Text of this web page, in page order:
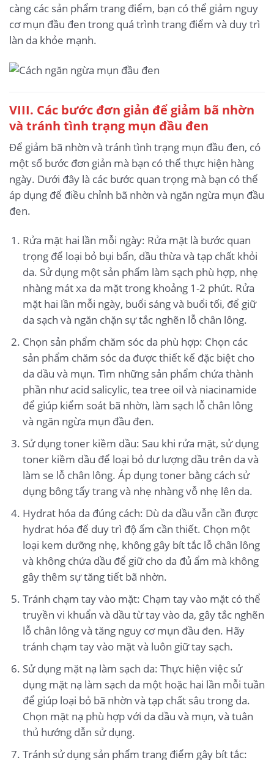
càng các sản phẩm trang điểm, bạn có thể giảm nguy
cơ mụn đầu đen trong quá trình trang điểm và duy trì
làn da khỏe mạnh.
VIII. Các bước đơn giản để giảm bã nhờn
và tránh tình trạng mụn đầu đen
Để giảm bã nhờn và tránh tình trạng mụn đầu đen, có
một số bước đơn giản mà bạn có thể thực hiện hàng
ngày. Dưới đây là các bước quan trọng mà bạn có thể
áp dụng để điều chỉnh bã nhờn và ngăn ngừa mụn đầu
đen.
Rửa mặt hai lần mỗi ngày: Rửa mặt là bước quan
trọng để loại bỏ bụi bẩn, dầu thừa và tạp chất khỏi
da. Sử dụng một sản phẩm làm sạch phù hợp, nhẹ
nhàng mát xa da mặt trong khoảng 1-2 phút. Rửa
mặt hai lần mỗi ngày, buổi sáng và buổi tối, để giữ
da sạch và ngăn chặn sự tắc nghẽn lỗ chân lông.
Chọn sản phẩm chăm sóc da phù hợp: Chọn các
sản phẩm chăm sóc da được thiết kế đặc biệt cho
da dầu và mụn. Tìm những sản phẩm chứa thành
phần như acid salicylic, tea tree oil và niacinamide
để giúp kiểm soát bã nhờn, làm sạch lỗ chân lông
và ngăn ngừa mụn đầu đen.
Sử dụng toner kiềm dầu: Sau khi rửa mặt, sử dụng
toner kiềm dầu để loại bỏ dư lượng dầu trên da và
làm se lỗ chân lông. Áp dụng toner bằng cách sử
dụng bông tẩy trang và nhẹ nhàng vỗ nhẹ lên da.
Hydrat hóa da đúng cách: Dù da dầu vẫn cần được
hydrat hóa để duy trì độ ẩm cần thiết. Chọn một
loại kem dưỡng nhẹ, không gây bít tắc lỗ chân lông
và không chứa dầu để giữ cho da đủ ẩm mà không
gây thêm sự tăng tiết bã nhờn.
Tránh chạm tay vào mặt: Chạm tay vào mặt có thể
truyền vi khuẩn và dầu từ tay vào da, gây tắc nghẽn
lỗ chân lông và tăng nguy cơ mụn đầu đen. Hãy
tránh chạm tay vào mặt và luôn giữ tay sạch.
Sử dụng mặt nạ làm sạch da: Thực hiện việc sử
dụng mặt nạ làm sạch da một hoặc hai lần mỗi tuần
để giúp loại bỏ bã nhờn và tạp chất sâu trong da.
Chọn mặt nạ phù hợp với da dầu và mụn, và tuân
thủ hướng dẫn sử dụng.
Tránh sử dụng sản phẩm trang điểm gây bít tắc: